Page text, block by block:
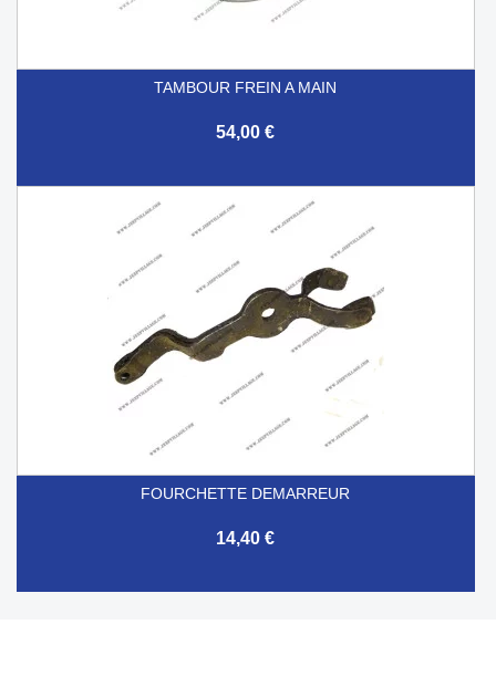
TAMBOUR FREIN A MAIN
54,00 €
FOURCHETTE DEMARREUR
14,40 €